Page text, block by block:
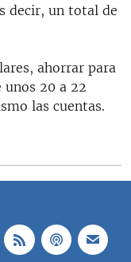
decir, un total de
ahorrar para
20 a 22
las cuentas.